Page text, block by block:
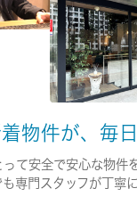
物件が、毎
て安全で安心な物件
専門スタッフが丁寧